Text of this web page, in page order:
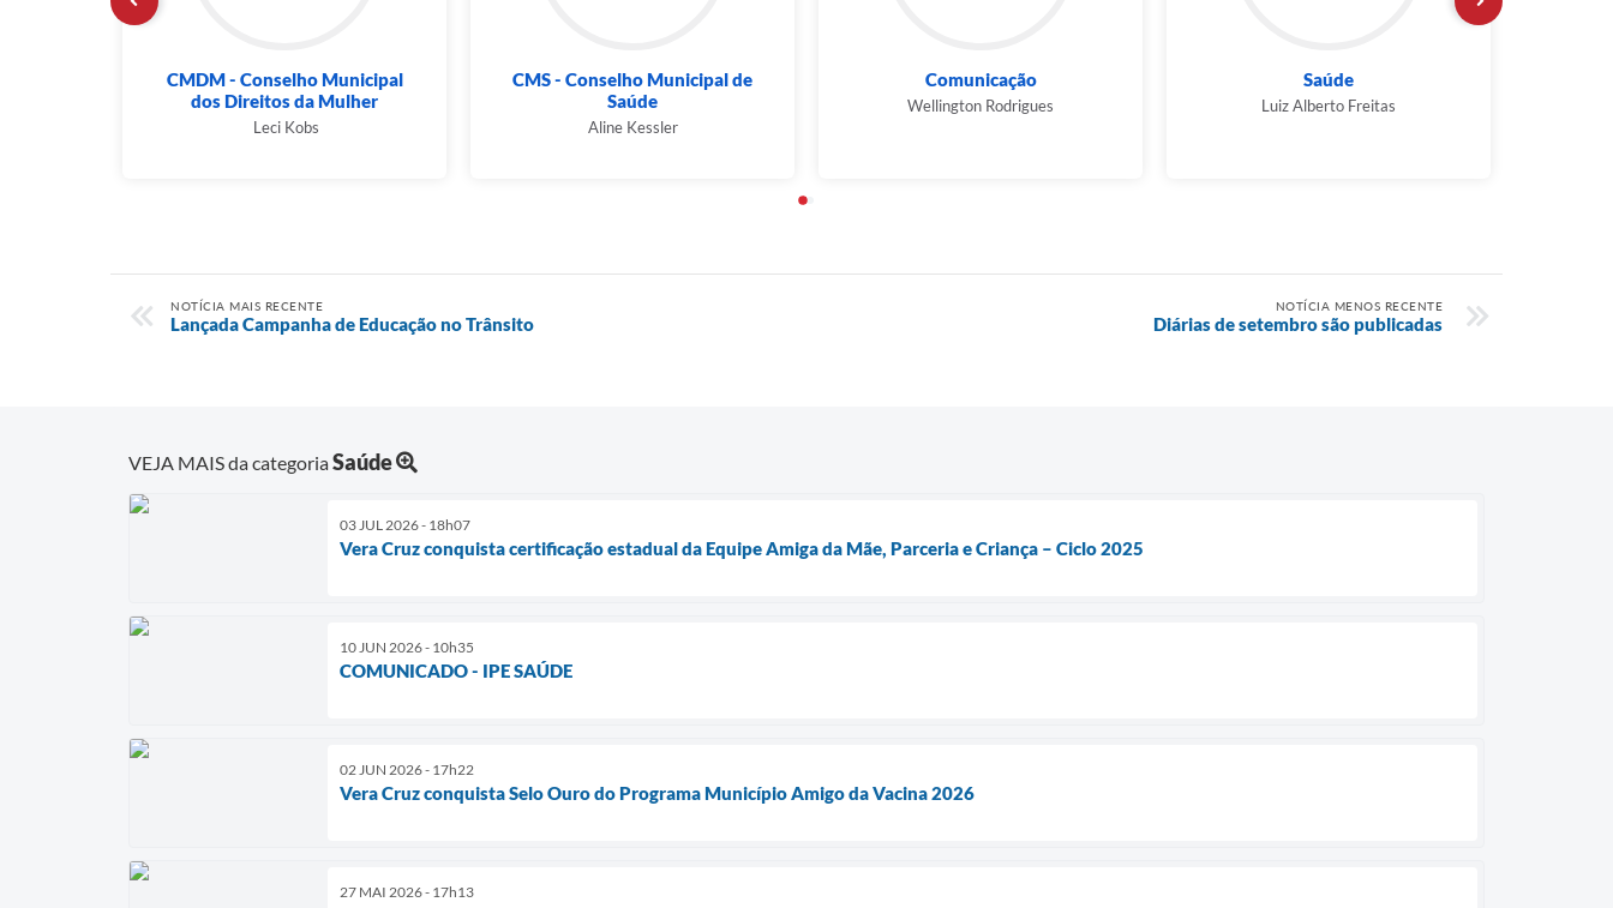
CMDM - Conselho Municipal
dos Direitos da Mulher
Leci Kobs
CMS - Conselho Municipal de
Saúde
Aline Kessler
Comunicação
Wellington Rodrigues
Saúde
Luiz Alberto Freitas
NOTÍCIA MAIS RECENTE
Lançada Campanha de Educação no Trânsito
NOTÍCIA MENOS RECENTE
Diárias de setembro são publicadas
VEJA MAIS da categoriaSaúde
03 JUL 2026 - 18h07
Vera Cruz conquista certificação estadual da Equipe Amiga da Mãe, Parceria e Criança – Ciclo 2025
10 JUN 2026 - 10h35
COMUNICADO - IPE SAÚDE
02 JUN 2026 - 17h22
Vera Cruz conquista Selo Ouro do Programa Município Amigo da Vacina 2026
27 MAI 2026 - 17h13